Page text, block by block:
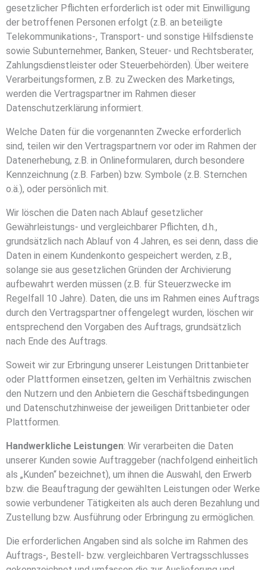
gesetzlicher Pflichten erforderlich ist oder mit Einwilligung
der betroffenen Personen erfolgt (z.B. an beteiligte
Telekommunikations-, Transport- und sonstige Hilfsdienste
sowie Subunternehmer, Banken, Steuer- und Rechtsberater,
Zahlungsdienstleister oder Steuerbehörden). Über weitere
Verarbeitungsformen, z.B. zu Zwecken des Marketings,
werden die Vertragspartner im Rahmen dieser
Datenschutzerklärung informiert.
Welche Daten für die vorgenannten Zwecke erforderlich
sind, teilen wir den Vertragspartnern vor oder im Rahmen der
Datenerhebung, z.B. in Onlineformularen, durch besondere
Kennzeichnung (z.B. Farben) bzw. Symbole (z.B. Sternchen
o.ä.), oder persönlich mit.
Wir löschen die Daten nach Ablauf gesetzlicher
Gewährleistungs- und vergleichbarer Pflichten, d.h.,
grundsätzlich nach Ablauf von 4 Jahren, es sei denn, dass die
Daten in einem Kundenkonto gespeichert werden, z.B.,
solange sie aus gesetzlichen Gründen der Archivierung
aufbewahrt werden müssen (z.B. für Steuerzwecke im
Regelfall 10 Jahre). Daten, die uns im Rahmen eines Auftrags
durch den Vertragspartner offengelegt wurden, löschen wir
entsprechend den Vorgaben des Auftrags, grundsätzlich
nach Ende des Auftrags.
Soweit wir zur Erbringung unserer Leistungen Drittanbieter
oder Plattformen einsetzen, gelten im Verhältnis zwischen
den Nutzern und den Anbietern die Geschäftsbedingungen
und Datenschutzhinweise der jeweiligen Drittanbieter oder
Plattformen.
Handwerkliche Leistungen: Wir verarbeiten die Daten
unserer Kunden sowie Auftraggeber (nachfolgend einheitlich
als „Kunden“ bezeichnet), um ihnen die Auswahl, den Erwerb
bzw. die Beauftragung der gewählten Leistungen oder Werke
sowie verbundener Tätigkeiten als auch deren Bezahlung und
Zustellung bzw. Ausführung oder Erbringung zu ermöglichen.
Die erforderlichen Angaben sind als solche im Rahmen des
Auftrags-, Bestell- bzw. vergleichbaren Vertragsschlusses